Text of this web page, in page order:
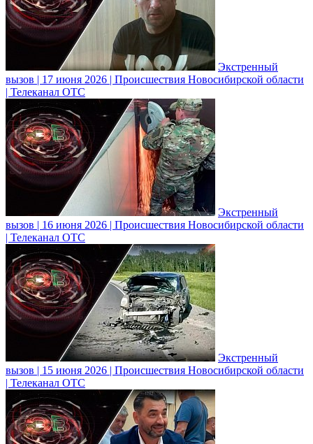
Экстренный
вызов | 17 июня 2026 | Происшествия Новосибирской области
| Телеканал ОТС
Экстренный
вызов | 16 июня 2026 | Происшествия Новосибирской области
| Телеканал ОТС
Экстренный
вызов | 15 июня 2026 | Происшествия Новосибирской области
| Телеканал ОТС